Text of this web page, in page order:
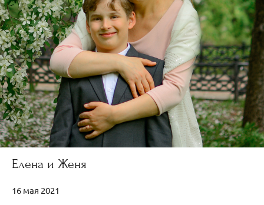
Елена и Женя
16 мая 2021